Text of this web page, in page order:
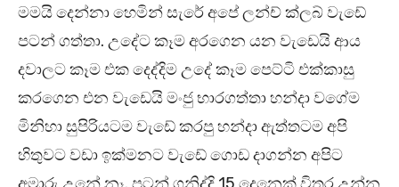
මමයි දෙන්නා හෙමින් සැරේ අපේ ලන්ච් ක්ලබ් වැඩේ
පටන් ගත්තා. උදේට කෑම අරගෙන යන වැඩෙයි ආය
දවාලට කෑම එක දෙද්දිම උදේ කෑම පෙට්ටි එක්කාසු
කරගෙන එන වැඩෙයි මංජු භාරගත්තා හන්දා වගේම
මිනිහා සුපිරියටම වැඩේ කරපු හන්දා ඇත්තටම අපි
හිතුවට වඩා ඉක්මනට වැඩේ ගොඩ දාගන්න අපිට